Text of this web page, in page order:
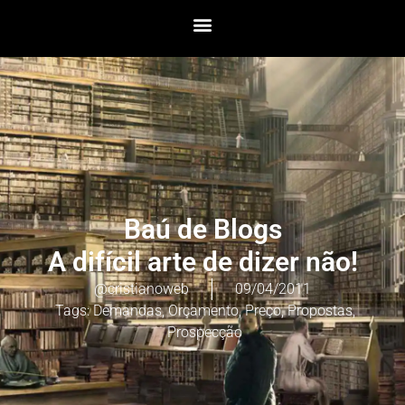
Baú de Blogs
A difícil arte de dizer não!
@cristianoweb
09/04/2011
Tags:Demandas,Orçamento,Preço,Propostas,
Prospecção